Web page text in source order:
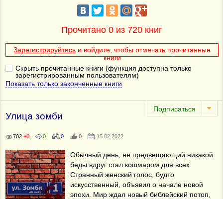
Прочитано 0 из 720 книг
Зарегистрируйтесь и войдите, чтобы отмечать прочитанные
книги
Скрыть прочитанные книги (функция доступна только
зарегистрированным пользователям)
Показать только законченные книги
Улица зомби
702 +0 0 0 0 15.02.2022
Обычный день, не предвещающий никакой
беды вдруг стал кошмаром для всех.
Странный женский голос, будто
искусственный, объявил о начале новой
эпохи. Мир ждал новый библейский потоп,